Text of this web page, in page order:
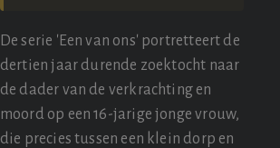
De serie 'Een van ons' portretteert de
dertien jaar durende zoektocht naar
de dader van de verkrachting en
moord op een 16-jarige jonge vrouw,
die precies tussen een klein dorp en